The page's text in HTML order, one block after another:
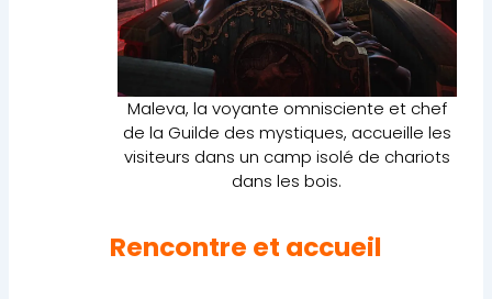
Maleva, la voyante omnisciente et chef
de la Guilde des mystiques, accueille les
visiteurs dans un camp isolé de chariots
dans les bois.
Rencontre et accueil